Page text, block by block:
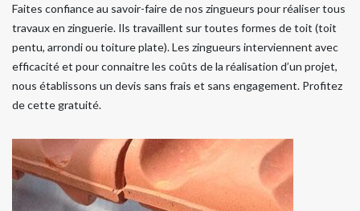
Faites confiance au savoir-faire de nos zingueurs pour réaliser tous
travaux en zinguerie. Ils travaillent sur toutes formes de toit (toit
pentu, arrondi ou toiture plate). Les zingueurs interviennent avec
efficacité et pour connaitre les coûts de la réalisation d’un projet,
nous établissons un devis sans frais et sans engagement. Profitez
de cette gratuité.